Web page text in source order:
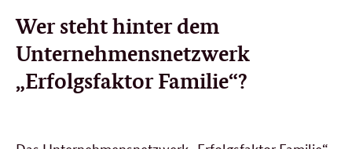
Wer steht hinter dem
Unternehmensnetzwerk
„Erfolgsfaktor Familie“?